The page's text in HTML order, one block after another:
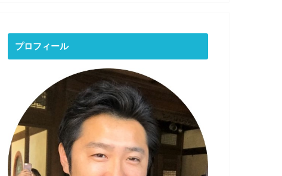
プロフィール